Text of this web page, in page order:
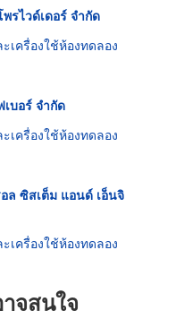
รไวด์เดอร์ จำกัด
เครื่องใช้ห้องทดลอง
บอร์ จำกัด
เครื่องใช้ห้องทดลอง
ล ซิสเต็ม แอนด์ เอ็นจิ
เครื่องใช้ห้องทดลอง
จสนใจ